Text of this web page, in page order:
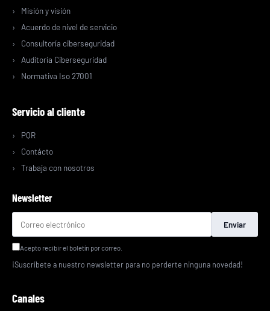
Misión y visión
Acuerdo de nivel de servicio
Consultoría ciberseguridad
Auditoría Ciberseguridad
Normativa Iso 27001
Servicio al cliente
PQR
Contácto
Trabaja con nosotros
Newsletter
Enviar
Acepto recibir el boletín por correo.
¡Suscríbete a nuestro newsletter para no perderte ninguna novedad!
Canales